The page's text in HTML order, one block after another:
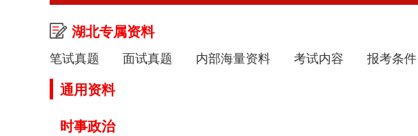
湖北专属资料
笔试真题 面试真题 内部海量资料 考试内容 报考条件
通用资料
时事政治